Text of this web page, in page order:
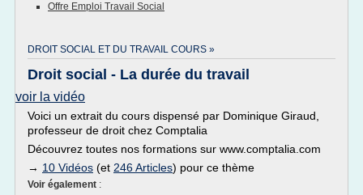
Offre Emploi Travail Social
DROIT SOCIAL ET DU TRAVAIL COURS »
Droit social - La durée du travail
voir la vidéo
Voici un extrait du cours dispensé par Dominique Giraud,
professeur de droit chez Comptalia
Découvrez toutes nos formations sur www.comptalia.com
→ 10 Vidéos (et 246 Articles) pour ce thème
Voir également :